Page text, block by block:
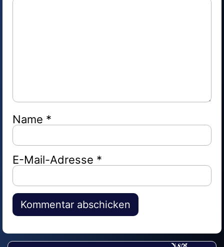
Name *
E-Mail-Adresse *
Alternative: